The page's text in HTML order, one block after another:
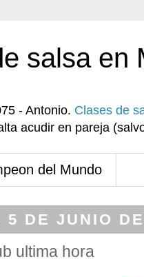
salsa en
- Antonio. Clases de
acudir en pareja
del Mundo
5 DE JUNIO
ultima hora